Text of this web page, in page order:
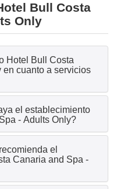
Bull Costa
Only
Hotel Bull Costa
cuanto a servicios
el establecimiento
- Adults Only?
el
Canaria and Spa -